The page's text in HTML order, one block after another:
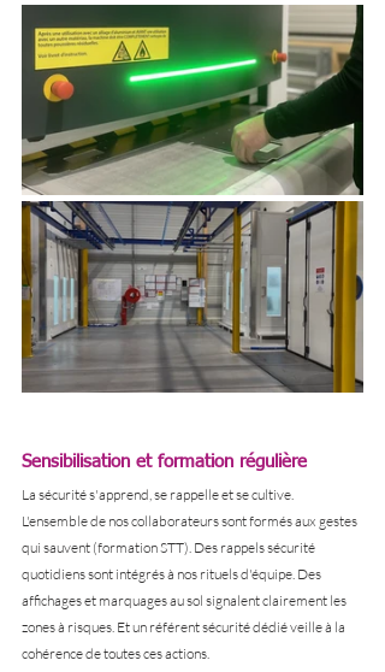
Sensibilisation et formation régulière
La sécurité s'apprend, se rappelle et se cultive.
L'ensemble de nos collaborateurs sont formés aux gestes
qui sauvent (formation STT). Des rappels sécurité
quotidiens sont intégrés à nos rituels d'équipe. Des
affichages et marquages au sol signalent clairement les
zones à risques. Et un référent sécurité dédié veille à la
cohérence de toutes ces actions.